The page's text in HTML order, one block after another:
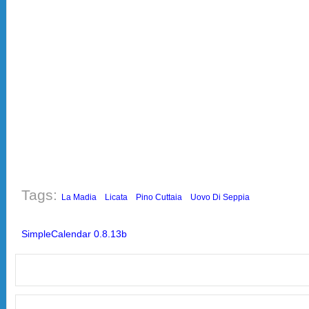
Tags: La Madia Licata Pino Cuttaia Uovo Di Seppia
SimpleCalendar 0.8.13b